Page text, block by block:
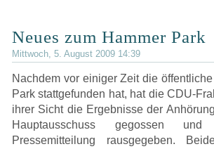
Neues zum Hammer Park
Mittwoch, 5. August 2009 14:39
Nachdem vor einiger Zeit die
Park stattgefunden hat, hat die CDU-
ihrer Sicht die Ergebnisse der
Hauptausschuss gegossen
Pressemitteilung rausgegeben.